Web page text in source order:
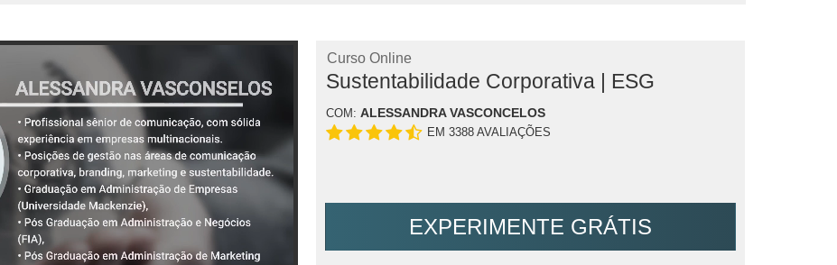
Curso Online
Sustentabilidade Corporativa | ESG
COM: ALESSANDRA VASCONCELOS
EM 3388 AVALIAÇÕES
EXPERIMENTE GRÁTIS